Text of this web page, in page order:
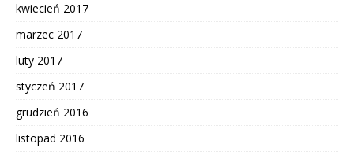
kwiecień 2017
marzec 2017
luty 2017
styczeń 2017
grudzień 2016
listopad 2016